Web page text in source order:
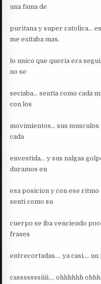
una fama de
puritana y super catolica…
me exitaba mas,
lo unico que queria era
no se
seciaba… sentia como cada
con los
movimientos… sus
cada
envestida… y sus nalgas
duramos en
esa posicion y con ese
senti como su
cuerpo se iba venciendo
frases
entrecortadas…. ya casi…. un
casssssssiiii…. ohhhhhh